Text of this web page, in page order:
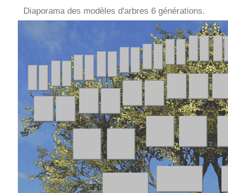
Diaporama des modèles d'arbres 6 générations.